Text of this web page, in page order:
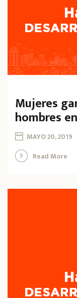
Mujeres
hombres
MAYO 20, 2019
Read More